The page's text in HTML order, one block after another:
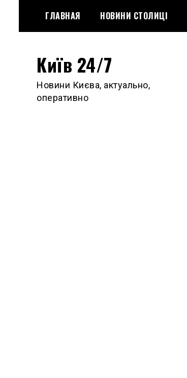
content
ГЛАВНАЯ НОВИНИ СТОЛИЦІ
Київ 24/7
Новини Києва, актуально,
оперативно